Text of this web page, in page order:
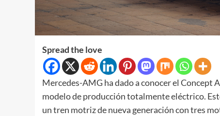
Spread the love
Mercedes-AMG ha dado a conocer el Concept
modelo de producción totalmente eléctrico.
un tren motriz de nueva generación con tres